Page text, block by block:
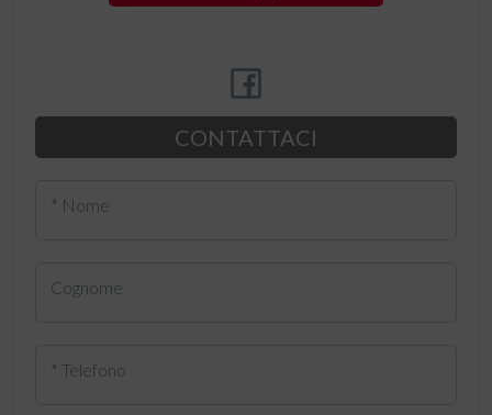
CONTATTACI
* Nome
Cognome
* Telefono